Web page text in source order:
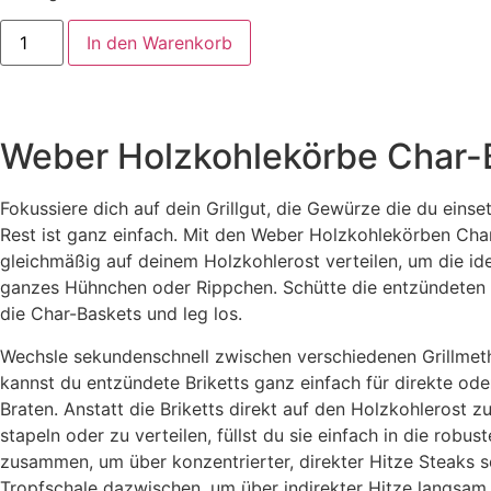
In den Warenkorb
Weber Holzkohlekörbe
Fokussiere dich auf dein Grillgut, die Gewürze die du
Rest ist ganz einfach. Mit den Weber Holzkohlekörben
gleichmäßig auf deinem Holzkohlerost verteilen, um die
ganzes Hühnchen oder Rippchen. Schütte die
die Char-Baskets und leg los.
Wechsle sekundenschnell zwischen verschiedenen
kannst du entzündete Briketts ganz einfach für direkte
Braten. Anstatt die Briketts direkt auf den Holzkohlerost
stapeln oder zu verteilen, füllst du sie einfach in die
zusammen, um über konzentrierter, direkter Hitze Steaks